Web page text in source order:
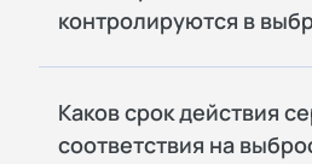
контролируются в
Каков срок действия
соответствия на